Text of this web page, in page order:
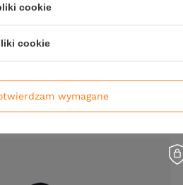
cookie
cookie
wymagane